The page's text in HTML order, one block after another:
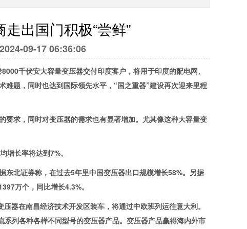
出国门积极“尝鲜”
09-17 06:36:06
千伏安大容量变压器交付印度客户，将用于印度的配电网、
题，同时也达到国际领先水平，“国之重器”建设再次迎来里程
求，同时对变压器的需求也有显著增加。尤其像这种大容量变
长率将达到7%。
北证券称，在过去5年里中国变压器出口规模增长58%。另据
万个，同比增长4.3%。
在南昌经济技术开发区装车，将通过中欧班列运往意大利。
列各种各样不同型号的变压器产品。变压器产品赢得海内外市